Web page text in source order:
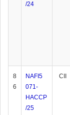
/24
8
6
NAFI5
071-
HACCP
/25
CII